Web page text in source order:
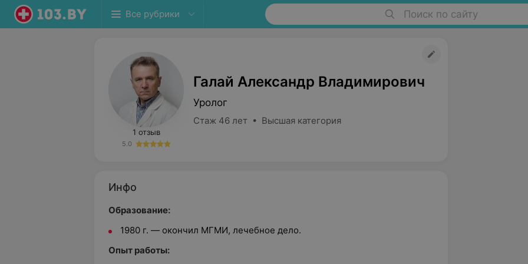
Все рубрики Поиск по сайту
1 отзыв
5.0
Галай Александр Владимирович
Уролог
Стаж 46 лет • Высшая категория
Инфо
Образование:
1980 г. — окончил МГМИ, лечебное дело.
Опыт работы: